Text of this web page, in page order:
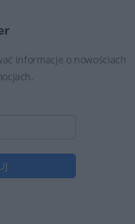
informacje o nowościach